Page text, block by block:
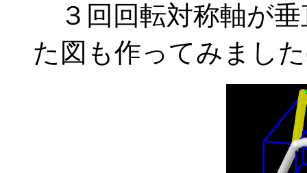
３回回転対称軸が
た図も作ってみまし